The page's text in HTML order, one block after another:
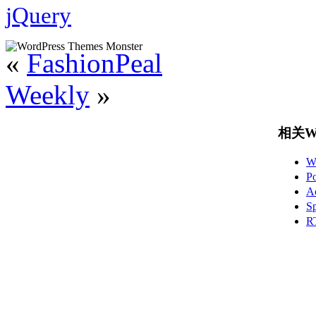
jQuery
« FashionPeal
Weekly »
相关